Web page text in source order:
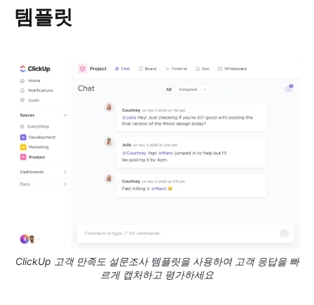
템플릿
ClickUp 고객 만족도 설문조사 템플릿을 사용하여 고객 응답을 빠
르게 캡처하고 평가하세요